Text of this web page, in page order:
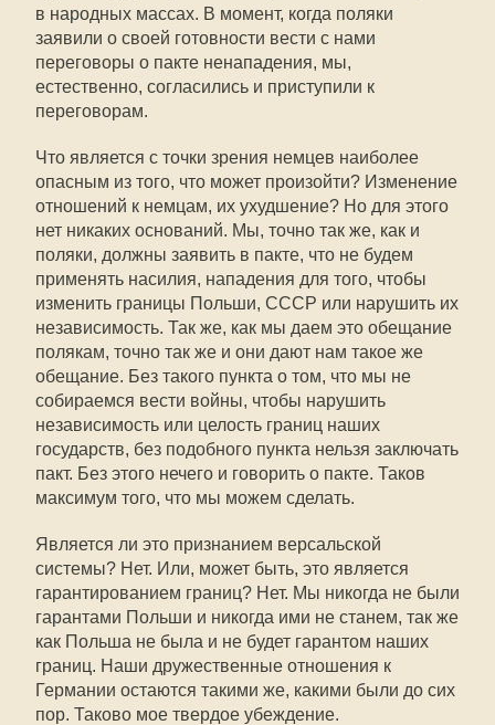
в народных массах. В момент, когда поляки
заявили о своей готовности вести с нами
переговоры о пакте ненападения, мы,
естественно, согласились и приступили к
переговорам.
Что является с точки зрения немцев наиболее
опасным из того, что может произойти? Изменение
отношений к немцам, их ухудшение? Но для этого
нет никаких оснований. Мы, точно так же, как и
поляки, должны заявить в пакте, что не будем
применять насилия, нападения для того, чтобы
изменить границы Польши, СССР или нарушить их
независимость. Так же, как мы даем это обещание
полякам, точно так же и они дают нам такое же
обещание. Без такого пункта о том, что мы не
собираемся вести войны, чтобы нарушить
независимость или целость границ наших
государств, без подобного пункта нельзя заключать
пакт. Без этого нечего и говорить о пакте. Таков
максимум того, что мы можем сделать.
Является ли это признанием версальской
системы? Нет. Или, может быть, это является
гарантированием границ? Нет. Мы никогда не были
гарантами Польши и никогда ими не станем, так же
как Польша не была и не будет гарантом наших
границ. Наши дружественные отношения к
Германии остаются такими же, какими были до сих
пор. Таково мое твердое убеждение.